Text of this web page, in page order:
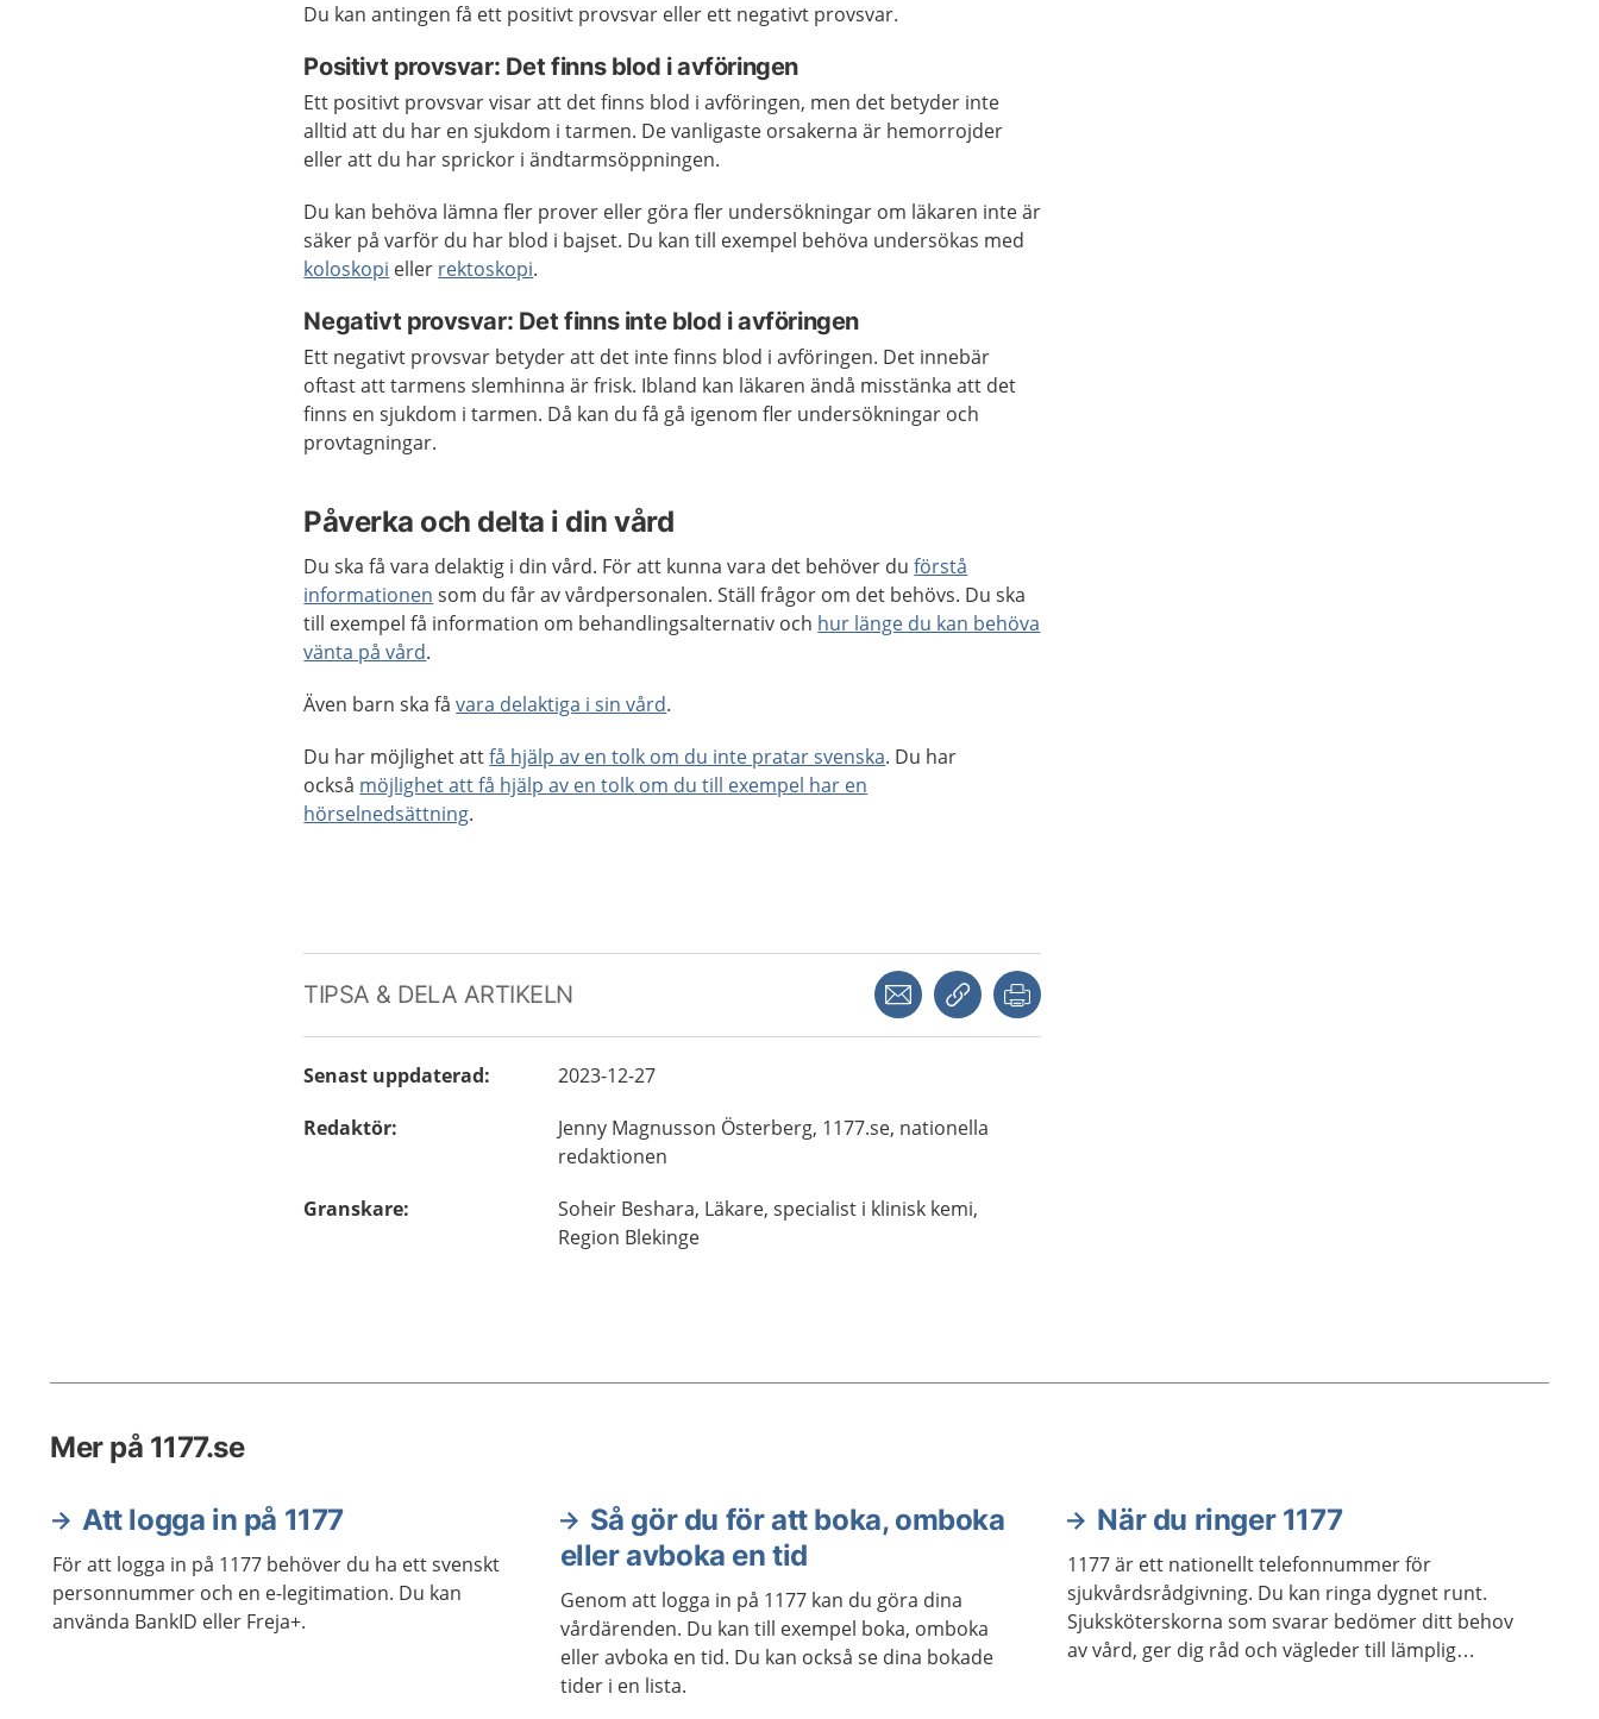
Du kan antingen få ett positivt provsvar eller ett negativt provsvar.
Positivt provsvar: Det finns blod i avföringen
Ett positivt provsvar visar att det finns blod i avföringen, men det betyder inte
alltid att du har en sjukdom i tarmen. De vanligaste orsakerna är hemorrojder
eller att du har sprickor i ändtarmsöppningen.
Du kan behöva lämna fler prover eller göra fler undersökningar om läkaren inte är
säker på varför du har blod i bajset. Du kan till exempel behöva undersökas med
koloskopi eller rektoskopi.
Negativt provsvar: Det finns inte blod i avföringen
Ett negativt provsvar betyder att det inte finns blod i avföringen. Det innebär
oftast att tarmens slemhinna är frisk. Ibland kan läkaren ändå misstänka att det
finns en sjukdom i tarmen. Då kan du få gå igenom fler undersökningar och
provtagningar.
Påverka och delta i din vård
Du ska få vara delaktig i din vård. För att kunna vara det behöver duförstå
informationen som du får av vårdpersonalen. Ställ frågor om det behövs. Du ska
till exempel få information om behandlingsalternativ och hur länge du kan behöva
vänta på vård.
Även barn ska fåvara delaktiga i sin vård.
Du har möjlighet attfå hjälp av en tolk om du inte pratar svenska. Du har
också möjlighet att få hjälp av en tolk om du till exempel har en
hörselnedsättning.
TIPSA & DELA ARTIKELN Dela via mejlKopiera länk
Senast uppdaterad:
2023-12-27
Redaktör: Jenny Magnusson Österberg, 1177.se, nationella
redaktionen
Granskare: Soheir Beshara, Läkare, specialist i klinisk kemi,
Region Blekinge
Mer på 1177.se
Att logga in på 1177
För att logga in på 1177 behöver du ha ett svenskt
personnummer och en e-legitimation. Du kan
använda BankID eller Freja+.
Så gör du för att boka, omboka
eller avboka en tid
Genom att logga in på 1177 kan du göra dina
vårdärenden. Du kan till exempel boka, omboka
eller avboka en tid. Du kan också se dina bokade
tider i en lista.
När du ringer 1177
1177 är ett nationellt telefonnummer för
sjukvårdsrådgivning. Du kan ringa dygnet runt.
Sjuksköterskorna som svarar bedömer ditt behov
av vård, ger dig råd och vägleder till lämplig